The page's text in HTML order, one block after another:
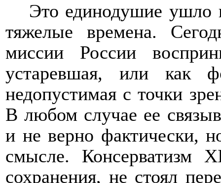
Это единодушие ушло
тяжелые времена.
миссии России
устаревшая, или как
недопустимая с точки
В любом случае ее
и не верно фактически,
смысле. Консерватизм
сохранения, не стоял